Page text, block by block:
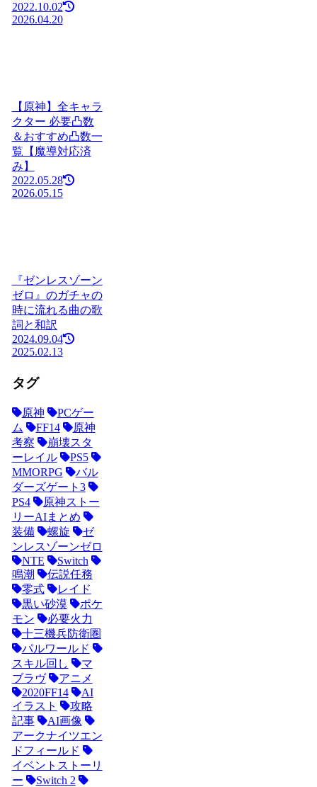
2022.10.02
2026.04.20
【原神】全キャラ
クター 必要凸数
＆おすすめ凸数一
覧【魔導対応済
み】
2022.05.28
2026.05.15
『ゼンレスゾーン
ゼロ』のガチャの
時に流れる曲の歌
詞と和訳
2024.09.04
2025.02.13
タグ
原神
PCゲー
ム
FF14
原神
考察
崩壊スタ
ーレイル
PS5
MMORPG
バル
ダーズゲート3
PS4
原神ストー
リーAIまとめ
装備
螺旋
ゼ
ンレスゾーンゼロ
NTE
Switch
鳴潮
伝説任務
零式
レイド
黒い砂漠
ポケ
モン
必要火力
十三機兵防衛圏
パルワールド
スキル回し
マ
ブラヴ
アニメ
2020FF14
AI
イラスト
攻略
記事
AI画像
アークナイツエン
ドフィールド
イベントストーリ
ー
Switch 2